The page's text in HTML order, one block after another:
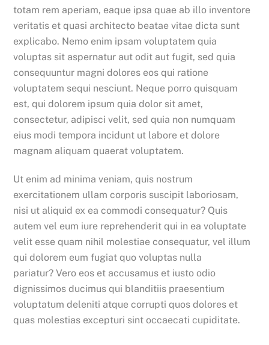
totam rem aperiam, eaque ipsa quae ab illo inventore
veritatis et quasi architecto beatae vitae dicta sunt
explicabo. Nemo enim ipsam voluptatem quia
voluptas sit aspernatur aut odit aut fugit, sed quia
consequuntur magni dolores eos qui ratione
voluptatem sequi nesciunt. Neque porro quisquam
est, qui dolorem ipsum quia dolor sit amet,
consectetur, adipisci velit, sed quia non numquam
eius modi tempora incidunt ut labore et dolore
magnam aliquam quaerat voluptatem.
Ut enim ad minima veniam, quis nostrum
exercitationem ullam corporis suscipit laboriosam,
nisi ut aliquid ex ea commodi consequatur? Quis
autem vel eum iure reprehenderit qui in ea voluptate
velit esse quam nihil molestiae consequatur, vel illum
qui dolorem eum fugiat quo voluptas nulla
pariatur? Vero eos et accusamus et iusto odio
dignissimos ducimus qui blanditiis praesentium
voluptatum deleniti atque corrupti quos dolores et
quas molestias excepturi sint occaecati cupiditate.